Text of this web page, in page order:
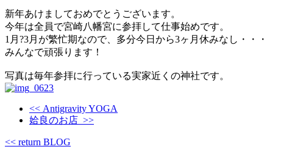
新年あけましておめでとうございます。
今年は全員で宮崎八幡宮に参拝して仕事始めです。
1月?3月が繁忙期なので、多分今日から3ヶ月休みなし・・・
みんなで頑張ります！
写真は毎年参拝に行っている実家近くの神社です。
<< Antigravity YOGA
姶良のお店 >>
<< return BLOG